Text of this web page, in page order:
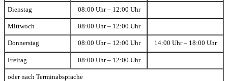
Dienstag 08:00 Uhr – 12:00 Uhr
Mittwoch 08:00 Uhr – 12:00 Uhr
Donnerstag 08:00 Uhr – 12:00 Uhr 14:00 Uhr – 18:00 Uhr
Freitag 08:00 Uhr – 12:00 Uhr
oder nach Terminabsprache